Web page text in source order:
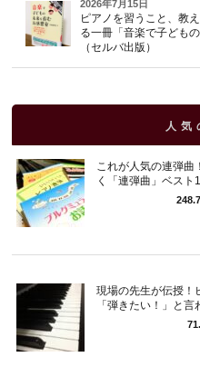
2026年7月15日
ピアノを習うこと、教
る一冊「音楽で子ども
（セルバ出版）
人気
これが人気の連弾曲
く「連弾曲」ベスト
現場の先生が伝授！
「弾きたい！」と